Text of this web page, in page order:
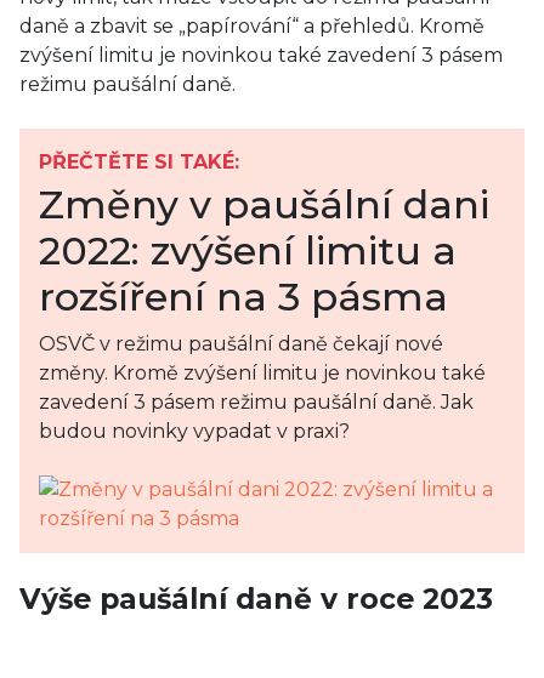
daně a zbavit se „papírování“ a přehledů. Kromě
zvýšení limitu je novinkou také zavedení 3 pásem
režimu paušální daně.
PŘEČTĚTE SI TAKÉ:
Změny v paušální dani
2022: zvýšení limitu a
rozšíření na 3 pásma
OSVČ v režimu paušální daně čekají nové
změny. Kromě zvýšení limitu je novinkou také
zavedení 3 pásem režimu paušální daně. Jak
budou novinky vypadat v praxi?
Výše paušální daně v roce 2023